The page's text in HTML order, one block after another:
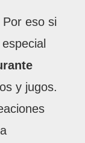
eso si
y jugos.